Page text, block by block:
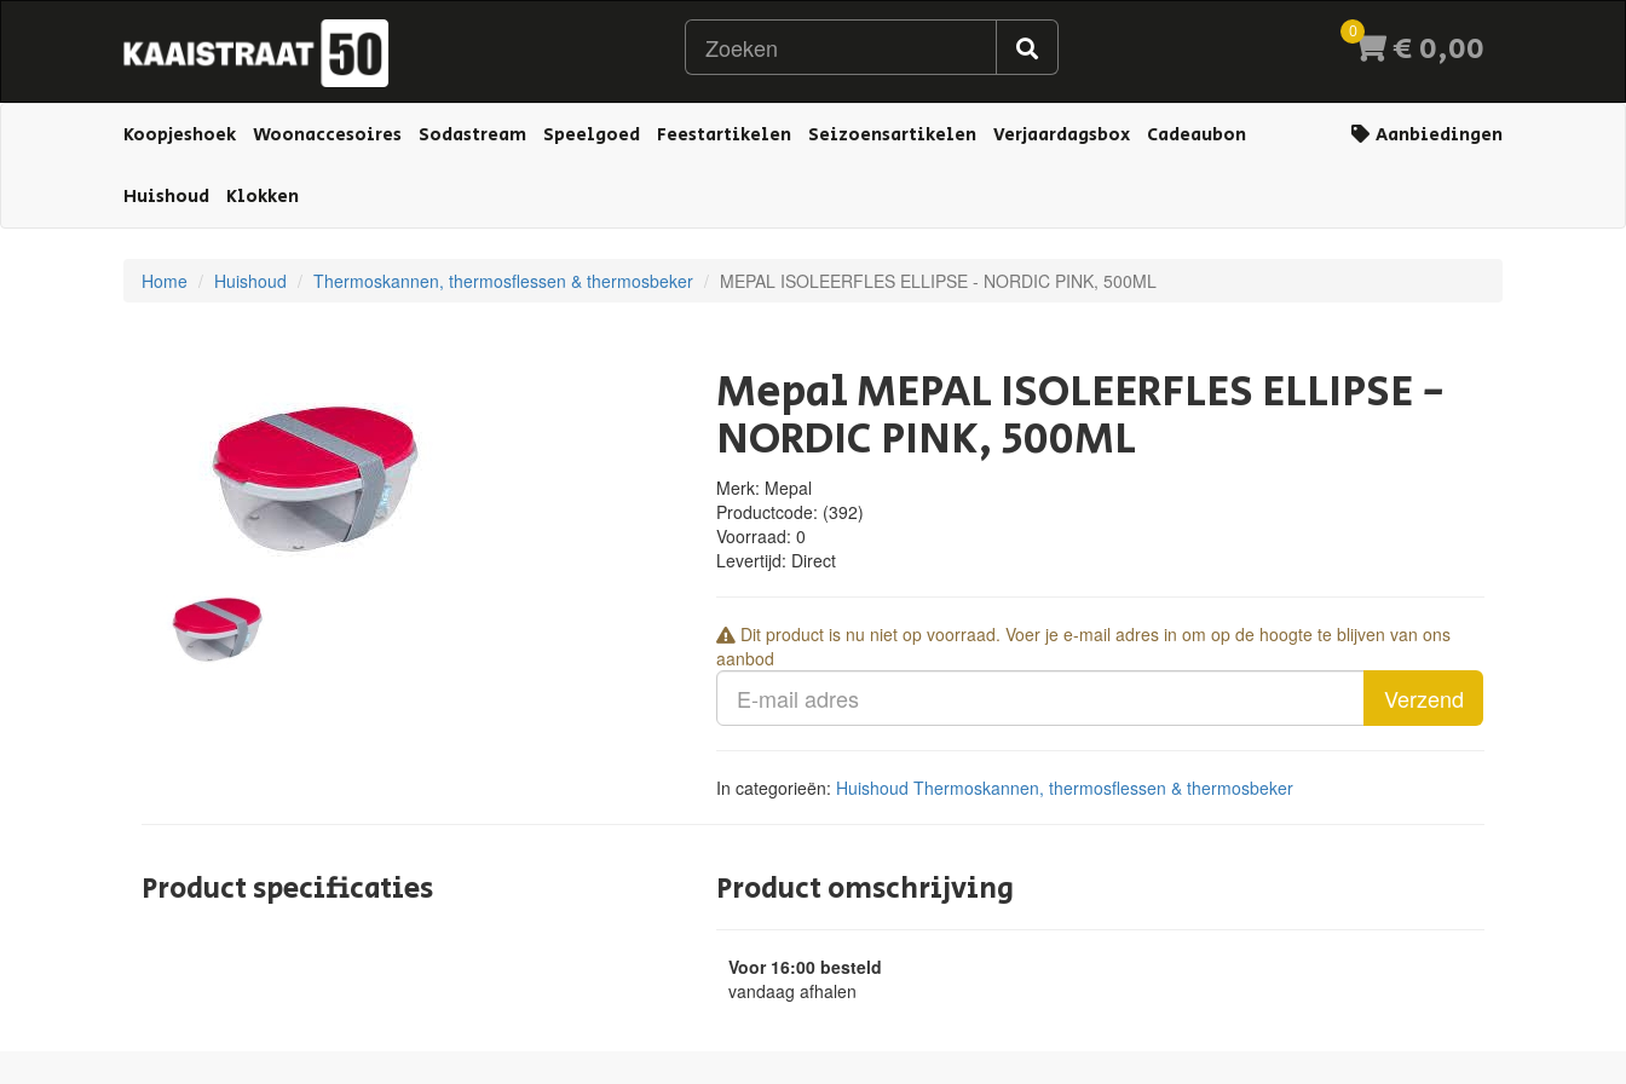
€ 0,00
0
Aanbiedingen
Koopjeshoek Woonaccesoires Sodastream Speelgoed Feestartikelen Seizoensartikelen Verjaardagsbox Cadeaubon
Huishoud Klokken
Home Huishoud Thermoskannen, thermosflessen & thermosbeker MEPAL ISOLEERFLES ELLIPSE - NORDIC PINK, 500ML
Mepal MEPAL ISOLEERFLES ELLIPSE -
NORDIC PINK, 500ML
Merk: Mepal
Productcode: (392)
Voorraad: 0
Levertijd: Direct
Dit product is nu niet op voorraad. Voer je e-mail adres in om op de hoogte te blijven van ons
aanbod
Verzend
In categorieën: Huishoud Thermoskannen, thermosflessen & thermosbeker
Product specificaties Product omschrijving
Voor 16:00 besteld
vandaag afhalen